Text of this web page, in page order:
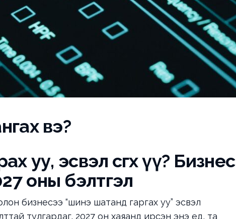
вэ?
уу, эсвэл өсгөх үү? Бизнес
оны бэлтгэл
бизнесээ “шинэ шатанд гаргах уу” эсвэл
тулгардаг. 2027 он хаяанд ирсэн энэ үед, та